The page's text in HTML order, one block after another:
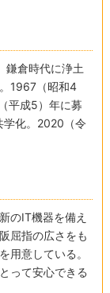
鎌倉時代に浄土
1967（昭和4
平成5）年に募
学化。2020（令
のIT機器を備え
屈指の広さをも
用意している。
って安心できる